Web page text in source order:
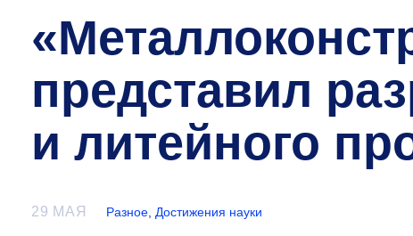
представил
и литейного
29 МАЯ Разное, Достижения науки